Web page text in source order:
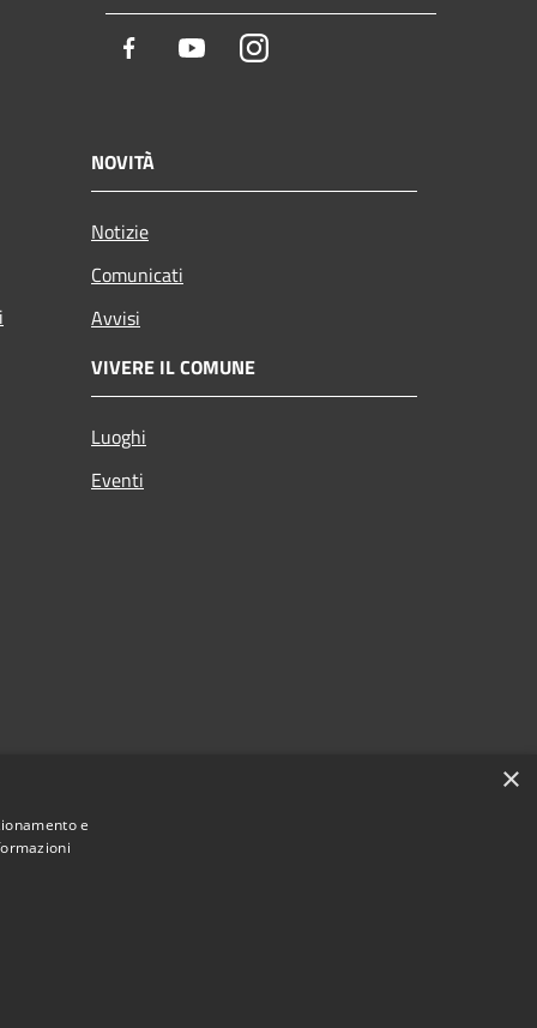
Facebook YoutubeInstagram
NOVITÀ
Notizie
Comunicati
Avvisi
VIVERE IL COMUNE
Luoghi
Eventi
×
e